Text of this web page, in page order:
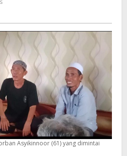
Asyikinnoor (61) yang dimintai